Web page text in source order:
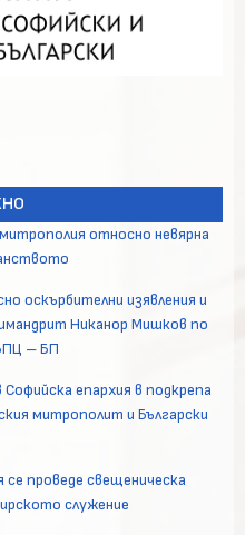
относно невярна
оскърбителни изявления и
Никанор Мишков по
– БП
епархия в подкрепа
митрополит и Български
проведе свещеническа
служение